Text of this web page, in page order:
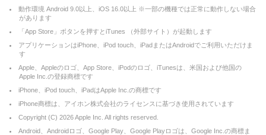
動作環境 Android 9.0以上、iOS 16.0以上 ※一部の機種では正常に動作しない場合
があります
「App Store」ボタンを押すとiTunes （外部サイト）が起動します
アプリケーションはiPhone、iPod touch、iPadまたはAndroidでご利用いただけま
す
Apple、Appleのロゴ、App Store、iPodのロゴ、iTunesは、米国および他国の
Apple Inc.の登録商標です
iPhone、iPod touch、iPadはApple Inc.の商標です
iPhone商標は、アイホン株式会社のライセンスに基づき使用されています
Copyright (C) 2026Apple Inc. All rights reserved.
Android、Androidロゴ、Google Play、Google Playロゴは、Google Inc.の商標ま